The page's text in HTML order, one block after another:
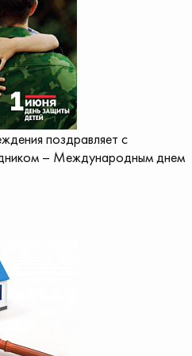
поздравляет с
– Международным днем